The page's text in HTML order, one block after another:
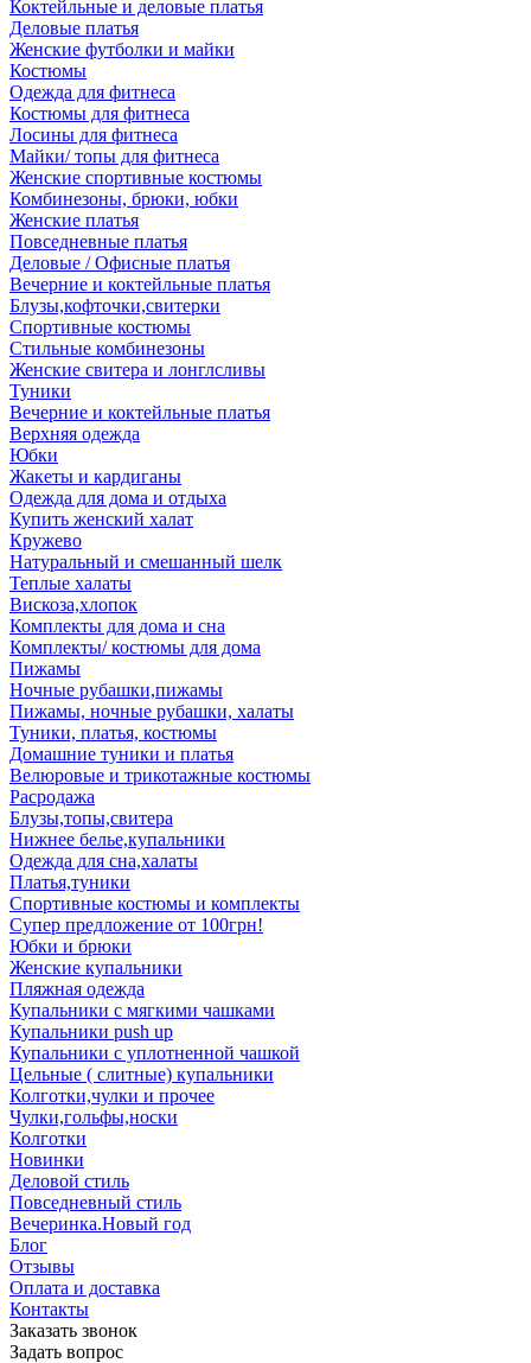
Коктейльные и деловые платья
Деловые платья
Женские футболки и майки
Костюмы
Одежда для фитнеса
Костюмы для фитнеса
Лосины для фитнеса
Майки/ топы для фитнеса
Женские спортивные костюмы
Комбинезоны, брюки, юбки
Женские платья
Повседневные платья
Деловые / Офисные платья
Вечерние и коктейльные платья
Блузы,кофточки,свитерки
Спортивные костюмы
Стильные комбинезоны
Женские свитера и лонглсливы
Туники
Вечерние и коктейльные платья
Верхняя одежда
Юбки
Жакеты и кардиганы
Одежда для дома и отдыха
Купить женский халат
Кружево
Натуральный и смешанный шелк
Теплые халаты
Вискоза,хлопок
Комплекты для дома и сна
Комплекты/ костюмы для дома
Пижамы
Ночные рубашки,пижамы
Пижамы, ночные рубашки, халаты
Туники, платья, костюмы
Домашние туники и платья
Велюровые и трикотажные костюмы
Расродажа
Блузы,топы,свитера
Нижнее белье,купальники
Одежда для сна,халаты
Платья,туники
Спортивные костюмы и комплекты
Супер предложение от 100грн!
Юбки и брюки
Женские купальники
Пляжная одежда
Купальники с мягкими чашками
Купальники push up
Купальники с уплотненной чашкой
Цельные ( слитные) купальники
Колготки,чулки и прочее
Чулки,гольфы,носки
Колготки
Новинки
Деловой стиль
Повседневный стиль
Вечеринка.Новый год
Блог
Отзывы
Оплата и доставка
Контакты
Заказать звонок
Задать вопрос